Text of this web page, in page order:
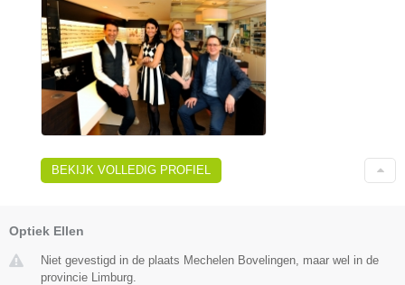
BEKIJK VOLLEDIG PROFIEL
Optiek Ellen
Niet gevestigd in de plaats Mechelen Bovelingen, maar wel in de
provincie Limburg.